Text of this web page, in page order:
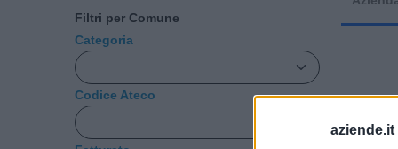
aziende.it
Filtri per Comune
Categoria
Codice Ateco